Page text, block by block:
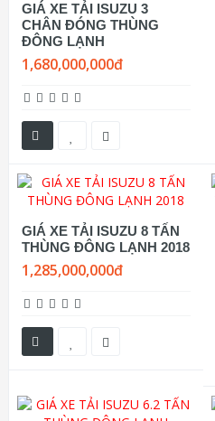
GIÁ XE TẢI ISUZU 3
CHÂN ĐÓNG THÙNG
ĐÔNG LẠNH
1,680,000,000đ
GIÁ XE TẢI ISUZU 8 TẤN
THÙNG ĐÔNG LẠNH 2018
1,285,000,000đ